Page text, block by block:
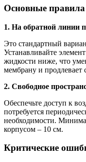
Основные
1. На обратной линии
Это стандартный
Устанавливайте
жидкости ниже, что
мембрану и продлевает
2. Свободное
Обеспечьте доступ к
потребуется
необходимости.
корпусом – 10 см.
Критические